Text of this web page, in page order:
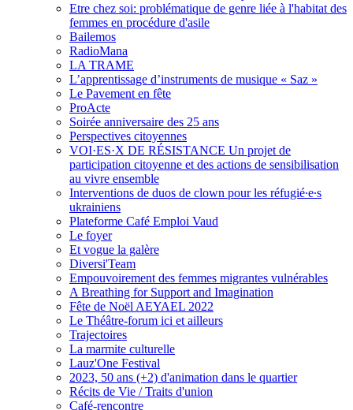
Etre chez soi: problématique de genre liée à l'habitat des
femmes en procédure d'asile
Bailemos
RadioMana
LA TRAME
L’apprentissage d’instruments de musique « Saz »
Le Pavement en fête
ProActe
Soirée anniversaire des 25 ans
Perspectives citoyennes
VOI·ES·X DE RÉSISTANCE Un projet de
participation citoyenne et des actions de sensibilisation
au vivre ensemble
Interventions de duos de clown pour les réfugié∙e∙s
ukrainiens
Plateforme Café Emploi Vaud
Le foyer
Et vogue la galère
Diversi'Team
Empouvoirement des femmes migrantes vulnérables
A Breathing for Support and Imagination
Fête de Noël AEYAEL 2022
Le Théâtre-forum ici et ailleurs
Trajectoires
La marmite culturelle
Lauz'One Festival
2023, 50 ans (+2) d'animation dans le quartier
Récits de Vie / Traits d'union
Café-rencontre